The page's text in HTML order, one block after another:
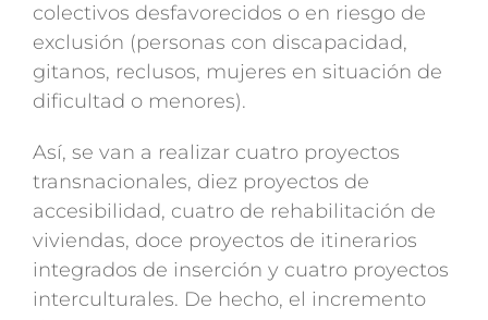
colectivos desfavorecidos o en riesgo de
exclusión (personas con discapacidad,
gitanos, reclusos, mujeres en situación de
dificultad o menores).
Así, se van a realizar cuatro proyectos
transnacionales, diez proyectos de
accesibilidad, cuatro de rehabilitación de
viviendas, doce proyectos de itinerarios
integrados de inserción y cuatro proyectos
interculturales. De hecho, el incremento